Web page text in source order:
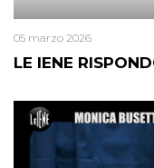
LE IENE
05 marzo 2026